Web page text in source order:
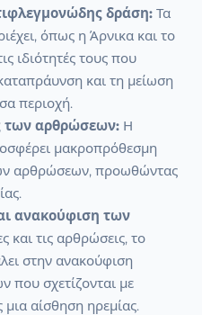
δράση: Τα
όπως η Άρνικα και το
ιδιότητές τους που
και τη μείωση
περιοχή.
των αρθρώσεων: Η
μακροπρόθεσμη
αρθρώσεων, προωθώντας
ανακούφιση των
και τις αρθρώσεις, το
στην ανακούφιση
που σχετίζονται με
αίσθηση ηρεμίας.